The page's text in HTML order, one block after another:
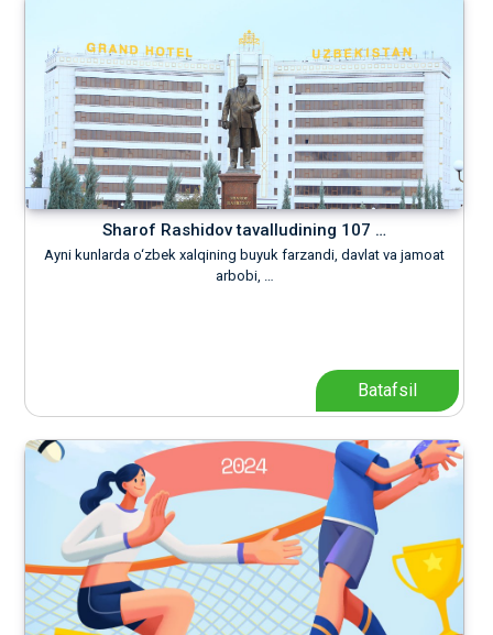
Sharof Rashidov tavalludining 107 …
Ayni kunlarda o‘zbek xalqining buyuk farzandi, davlat va jamoat
arbobi, …
Batafsil